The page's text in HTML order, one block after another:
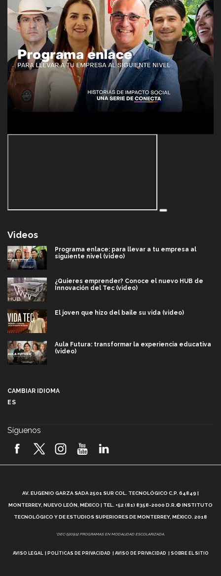
Videos
Programa enlace: para llevar a tu empresa al
siguiente nivel (video)
¿Quieres emprender? Conoce el nuevo HUB de
Innovación del Tec (video)
El joven que hizo del baile su vida (video)
Aula Futura: transformar la experiencia educativa
(video)
2026! (video)
¿Cómo es el Modelo Educativo Tec? (video)
Vida Tec: Feminismo e Inteligencia Artificial, Paola
CAMBIAR IDIOMA
ES
Síguenos
AV. EUGENIO GARZA SADA 2501 SUR COL. TECNOLÓGICO C.P. 64849 |
MONTERREY, NUEVO LEÓN, MÉXICO | TEL. +52 (81) 8358-2000 D.R.© INSTITUTO
TECNOLÓGICO Y DE ESTUDIOS SUPERIORES DE MONTERREY, MÉXICO. 2018
*DEC-520912 PROGRAMAS EN MODALIDAD ESCOLARIZADA.
AVISO LEGAL POLÍTICAS DE PRIVACIDAD AVISO DE PRIVACIDAD SOBRE EL SITIO